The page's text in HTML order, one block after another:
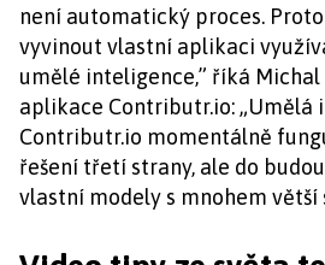
není automatický proces.
vyvinout vlastní aplikaci
umělé inteligence,” říká
aplikace Contributr.io:
Contributr.io momentálně
řešení třetí strany, ale do
vlastní modely s mnohem větší